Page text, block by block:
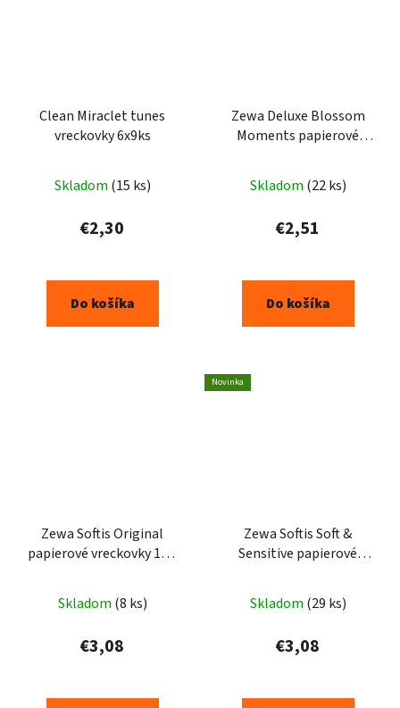
Clean Miraclet tunes
vreckovky 6x9ks
Skladom (15 ks)
€2,30
Do košíka
Zewa Deluxe Blossom
Moments papierové
10 ks
Skladom (22 ks)
€2,51
Do košíka
Zewa Softis Original
papierové vreckovky 10 x
Skladom (8 ks)
€3,08
Novinka
Zewa Softis Soft &
Sensitive papierové
Skladom (29 ks)
€3,08